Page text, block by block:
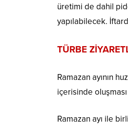
üretimi de dahil
yapılabilecek.
TÜRBE
Ramazan ayının
içerisinde
Ramazan ayı ile